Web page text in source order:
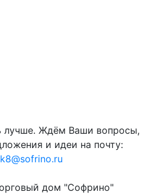
лучше. Ждём Ваши вопросы,
и идеи на почту:
дом "Софрино"